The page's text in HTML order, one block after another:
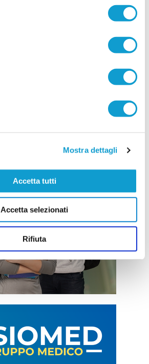
Mostra dettagli
Accetta tutti
Accetta selezionati
Rifiuta